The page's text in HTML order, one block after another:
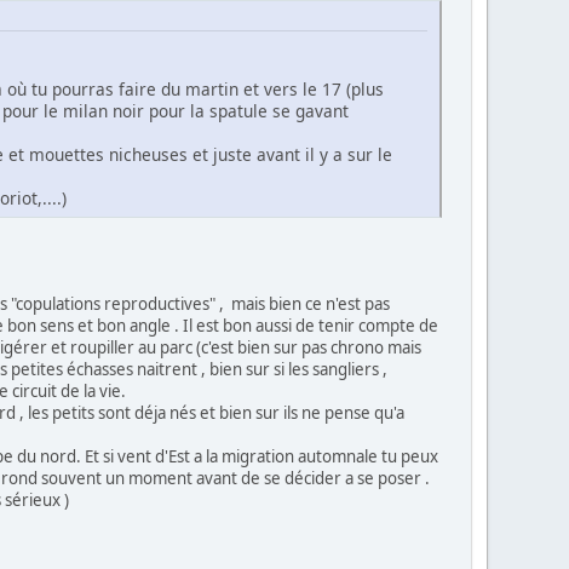
tu pourras faire du martin et vers le 17 (plus
le milan noir pour la spatule se gavant
mouettes nicheuses et juste avant il y a sur le
"copulations reproductives" , mais bien ce n'est pas
sens et bon angle . Il est bon aussi de tenir compte de
et roupiller au parc (c'est bien sur pas chrono mais
échasses naitrent , bien sur si les sangliers ,
circuit de la vie.
, les petits sont déja nés et bien sur ils ne pense qu'a
du nord. Et si vent d'Est a la migration automnale tu peux
souvent un moment avant de se décider a se poser .
sérieux )